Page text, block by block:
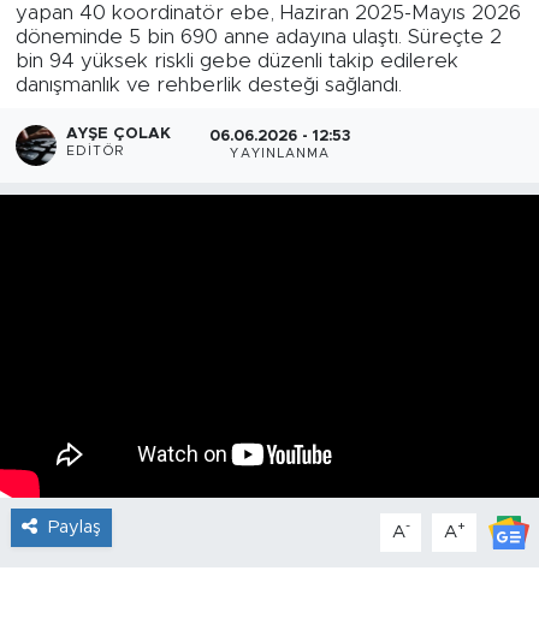
yapan 40 koordinatör ebe, Haziran 2025-Mayıs 2026
döneminde 5 bin 690 anne adayına ulaştı. Süreçte 2
bin 94 yüksek riskli gebe düzenli takip edilerek
danışmanlık ve rehberlik desteği sağlandı.
AYŞE ÇOLAK
EDITÖR
06.06.2026 - 12:53
YAYINLANMA
Paylaş A- A+
Tüm Manşetler
Son Dakika Haberleri
Haber Arşivi